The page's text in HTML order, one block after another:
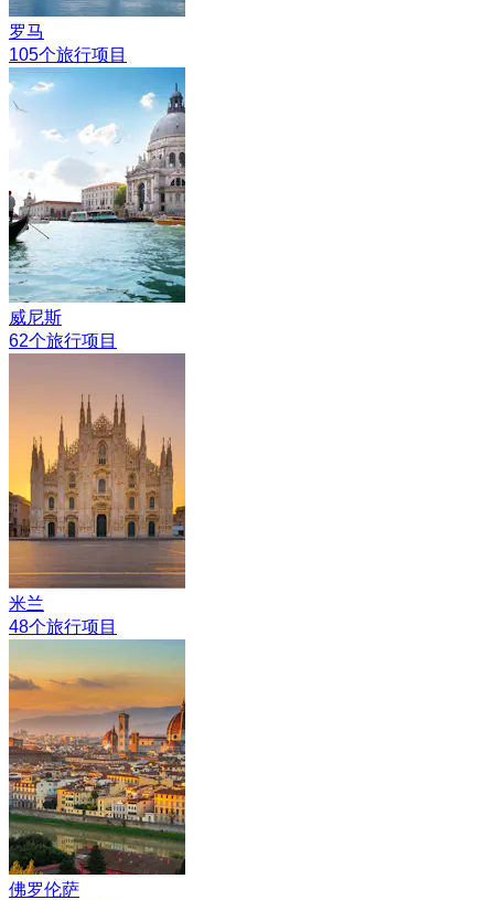
罗马
105个旅行项目
威尼斯
62个旅行项目
米兰
48个旅行项目
佛罗伦萨